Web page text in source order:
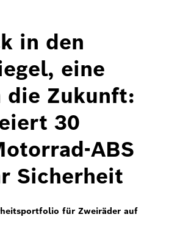
in den
eine
die Zukunft:
30
ABS
Sicherheit
für Zweiräder auf